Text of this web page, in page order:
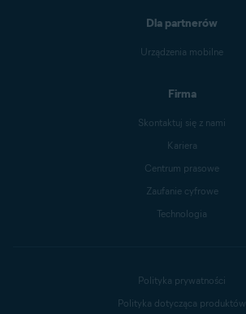
Dla partnerów
Urządzenia mobilne
Firma
Skontaktuj się z nami
Kariera
Centrum prasowe
Zaufanie cyfrowe
Technologia
Polityka prywatności
Polityka dotycząca produktów